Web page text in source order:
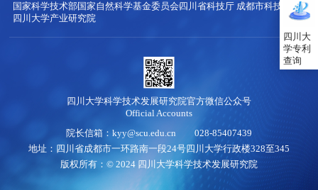
国家科学技术部国家自然科学基金委员会四川省科技厅 成都市科技局
四川大学产业研究院
四川大学科学技术发展研究院官方微信公众号
Official Accounts
院长信箱：kyy@scu.edu.cn 028-85407439
地址：四川省成都市一环路南一段24号四川大学行政楼328至345
版权所有：© 2024 四川大学科学技术发展研究院
四川大
学专利
查询